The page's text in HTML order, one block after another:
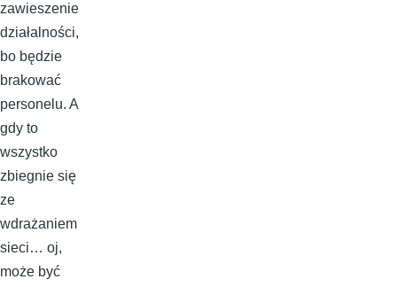
zawieszenie
działalności,
bo będzie
brakować
personelu. A
gdy to
wszystko
zbiegnie się
ze
wdrażaniem
sieci… oj,
może być